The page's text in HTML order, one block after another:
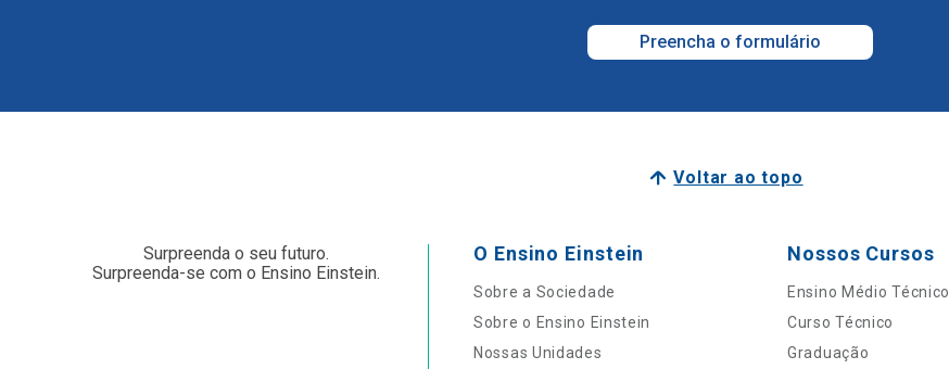
Preencha o formulário
Voltar ao topo
Surpreenda o seu futuro.
Surpreenda-se com o Ensino Einstein.
O Ensino Einstein
Sobre a Sociedade
Sobre o Ensino Einstein
Nossas Unidades
Nossos Cursos
Ensino Médio Técnico
Curso Técnico
Graduação